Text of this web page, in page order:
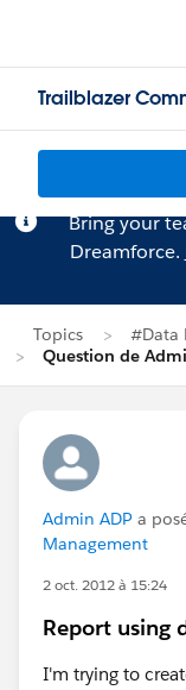
Trailblazer
Bring your
Dreamforce.
Topics
#Data
Question de
Admin ADP a
Management
2 oct. 2012 à 15:24
Report using
I'm trying to